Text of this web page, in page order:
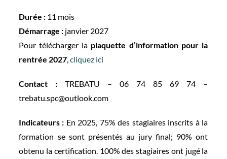
Durée : 11 mois
Démarrage : janvier 2027
Pour télécharger la plaquette d’information pour la
rentrée 2027 ,cliquez ici
Contact : TREBATU – 06 74 85 69 74 –
trebatu.spc@outlook.com
Indicateurs : En 2025, 75% des stagiaires inscrits à la
formation se sont présentés au jury final; 90% ont
obtenu la certification. 100% des stagiaires ont jugé la